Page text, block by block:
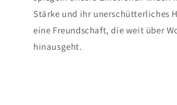
Stärke und ihr unerschütterliches
eine Freundschaft, die weit über
hinausgeht.